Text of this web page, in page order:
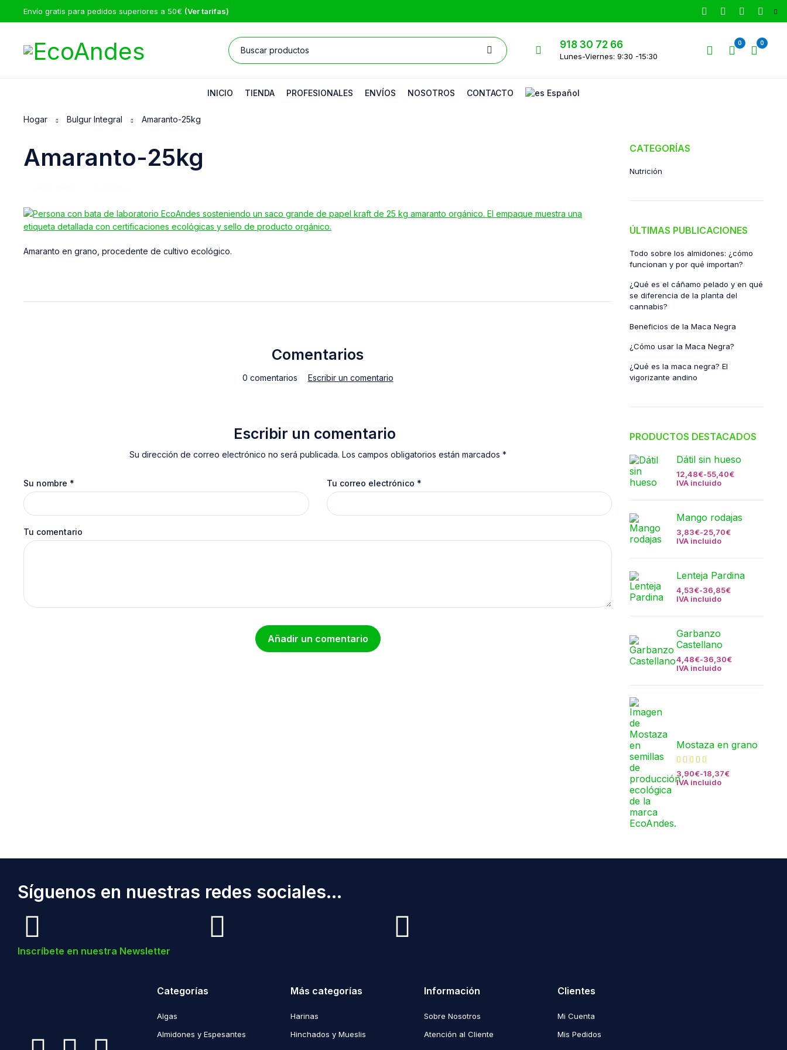
Envío gratis para pedidos superiores a 50€ (Ver tarifas)
918 30 72 66
Lunes-Viernes: 9:30 -15:30
0 0
INICIO TIENDA PROFESIONALES ENVÍOS NOSOTROS CONTACTO Español
Hogar Bulgur Integral Amaranto-25kg
Amaranto-25kg
Amaranto en grano, procedente de cultivo ecológico.
Comentarios
0 comentarios Escribir un comentario
Escribir un comentario
Su dirección de correo electrónico no será publicada. Los campos obligatorios están marcados *
Su nombre * Tu correo electrónico *
Tu comentario
Añadir un comentario
CATEGORÍAS
Nutrición
ÚLTIMAS PUBLICACIONES
Todo sobre los almidones: ¿cómo
funcionan y por qué importan?
¿Qué es el cáñamo pelado y en qué
se diferencia de la planta del
cannabis?
Beneficios de la Maca Negra
¿Cómo usar la Maca Negra?
¿Qué es la maca negra? El
vigorizante andino
PRODUCTOS DESTACADOS
Dátil sin hueso
12,48€-55,40€
IVA incluido
Mango rodajas
3,83€-25,70€
IVA incluido
Lenteja Pardina
4,53€-36,85€
IVA incluido
Garbanzo
Castellano
4,48€-36,30€
IVA incluido
Mostaza en grano
3,90€-18,37€
IVA incluido
Síguenos en nuestras redes sociales...
Inscríbete en nuestra Newsletter
Categorías
Algas
Almidones y Espesantes
Más categorías
Harinas
Hinchados y Mueslis
Información
Sobre Nosotros
Atención al Cliente
Clientes
Mi Cuenta
Mis Pedidos